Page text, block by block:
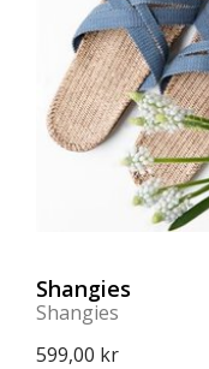
Shangies
Shangies
599,00 kr